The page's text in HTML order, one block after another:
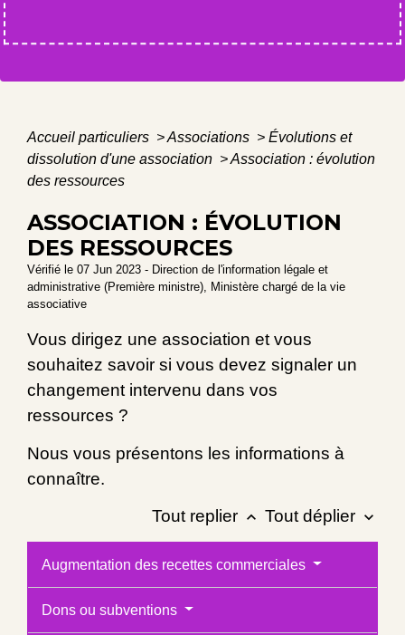
Accueil particuliers >Associations > Évolutions et
dissolution d'une association >Association : évolution
des ressources
ASSOCIATION : ÉVOLUTION
DES RESSOURCES
Vérifié le 07 Jun 2023 - Direction de l'information légale et
administrative (Première ministre), Ministère chargé de la vie
associative
Vous dirigez une association et vous
souhaitez savoir si vous devez signaler un
changement intervenu dans vos
ressources ?
Nous vous présentons les informations à
connaître.
Tout replier keyboard_arrow_up Tout déplier keyboard_arrow_down
Augmentation des recettes commerciales
Dons ou subventions